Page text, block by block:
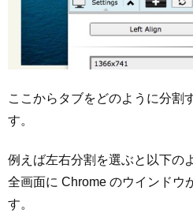
ここからタブをどのように分割
す。
例えば左右分割を選ぶと以下の
全画面に Chrome のウインドウ
す。